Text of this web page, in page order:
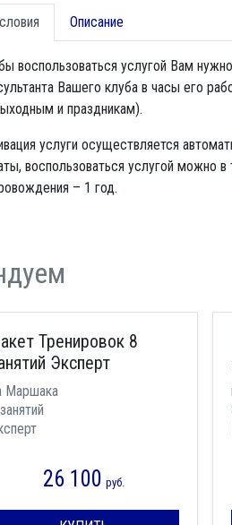
Описание
воспользоваться услугой Вам
Вашего клуба в часы его
и праздникам).
услуги осуществляется
воспользоваться услугой можно
– 1 год.
Тренировок 8
Эксперт
Маршака
26 100 руб.